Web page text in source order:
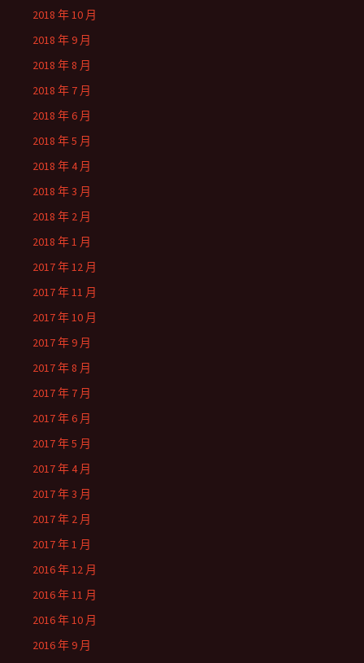
2018 年 10 月
2018 年 9 月
2018 年 8 月
2018 年 7 月
2018 年 6 月
2018 年 5 月
2018 年 4 月
2018 年 3 月
2018 年 2 月
2018 年 1 月
2017 年 12 月
2017 年 11 月
2017 年 10 月
2017 年 9 月
2017 年 8 月
2017 年 7 月
2017 年 6 月
2017 年 5 月
2017 年 4 月
2017 年 3 月
2017 年 2 月
2017 年 1 月
2016 年 12 月
2016 年 11 月
2016 年 10 月
2016 年 9 月